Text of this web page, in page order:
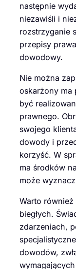
następnie
niezawiśli i
rozstrzyganie
przepisy
dowodowy.
Nie można
oskarżony ma
być
prawnego.
swojego
dowody i
korzyść. W
ma środków
może
Warto
biegłych.
zdarzeniach,
dowodów,